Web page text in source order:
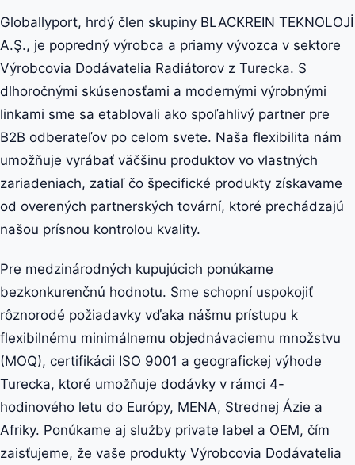
Globallyport, hrdý člen skupiny BLACKREIN TEKNOLOJİ
A.Ş., je popredný výrobca a priamy vývozca v sektore
Výrobcovia Dodávatelia Radiátorov z Turecka. S
dlhoročnými skúsenosťami a modernými výrobnými
linkami sme sa etablovali ako spoľahlivý partner pre
B2B odberateľov po celom svete. Naša flexibilita nám
umožňuje vyrábať väčšinu produktov vo vlastných
zariadeniach, zatiaľ čo špecifické produkty získavame
od overených partnerských tovární, ktoré prechádzajú
našou prísnou kontrolou kvality.
Pre medzinárodných kupujúcich ponúkame
bezkonkurenčnú hodnotu. Sme schopní uspokojiť
rôznorodé požiadavky vďaka nášmu prístupu k
flexibilnému minimálnemu objednávaciemu množstvu
(MOQ), certifikácii ISO 9001 a geografickej výhode
Turecka, ktoré umožňuje dodávky v rámci 4-
hodinového letu do Európy, MENA, Strednej Ázie a
Afriky. Ponúkame aj služby private label a OEM, čím
zaisťujeme, že vaše produkty Výrobcovia Dodávatelia